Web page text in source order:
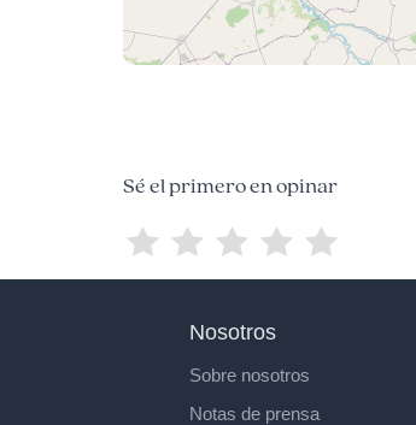
Sé el primero en opinar
Nosotros
Sobre nosotros
Notas de prensa